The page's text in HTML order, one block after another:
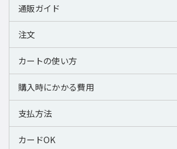
通販ガイド
注文
カートの使い方
購入時にかかる費用
支払方法
カードOK